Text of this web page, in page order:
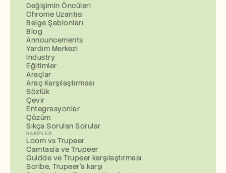
Değişimin Öncüleri
Chrome Uzantısı
Belge Şablonları
Blog
Announcements
Yardım Merkezi
Industry
Eğitimler
Araçlar
Araç Karşılaştırması
Sözlük
Çevir
Entegrasyonlar
Çözüm
Sıkça Sorulan Sorular
RAKIPLER
Loom vs Trupeer
Camtasia ve Trupeer
Guidde ve Trupeer karşılaştırması
Scribe, Trupeer'a karşı